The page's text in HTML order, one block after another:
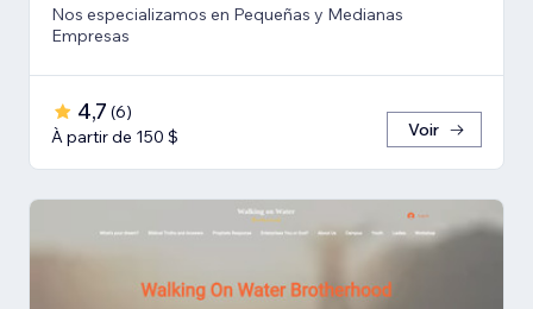
Nos especializamos en Pequeñas y Medianas
Empresas
4,7 (6)
À partir de 150 $
Voir